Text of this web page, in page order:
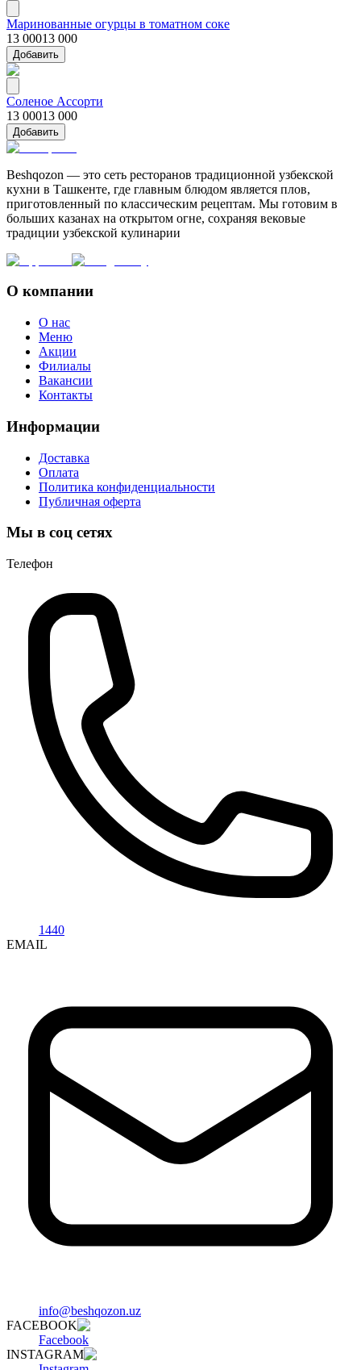
Маринованные огурцы в томатном соке
13 00013 000
Добавить
Соленое Ассорти
13 00013 000
Добавить
Beshqozon — это сеть ресторанов традиционной узбекской
кухни в Ташкенте, где главным блюдом является плов,
приготовленный по классическим рецептам. Мы готовим в
больших казанах на открытом огне, сохраняя вековые
традиции узбекской кулинарии
О компании
О нас
Меню
Акции
Филиалы
Вакансии
Контакты
Информации
Доставка
Оплата
Политика конфиденциальности
Публичная оферта
Мы в соц сетях
Телефон
1440
EMAIL
info@beshqozon.uz
FACEBOOK
Facebook
INSTAGRAM